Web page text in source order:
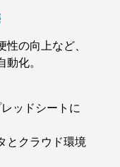
の向上など、
化。
ッドシートに
とクラウド環境